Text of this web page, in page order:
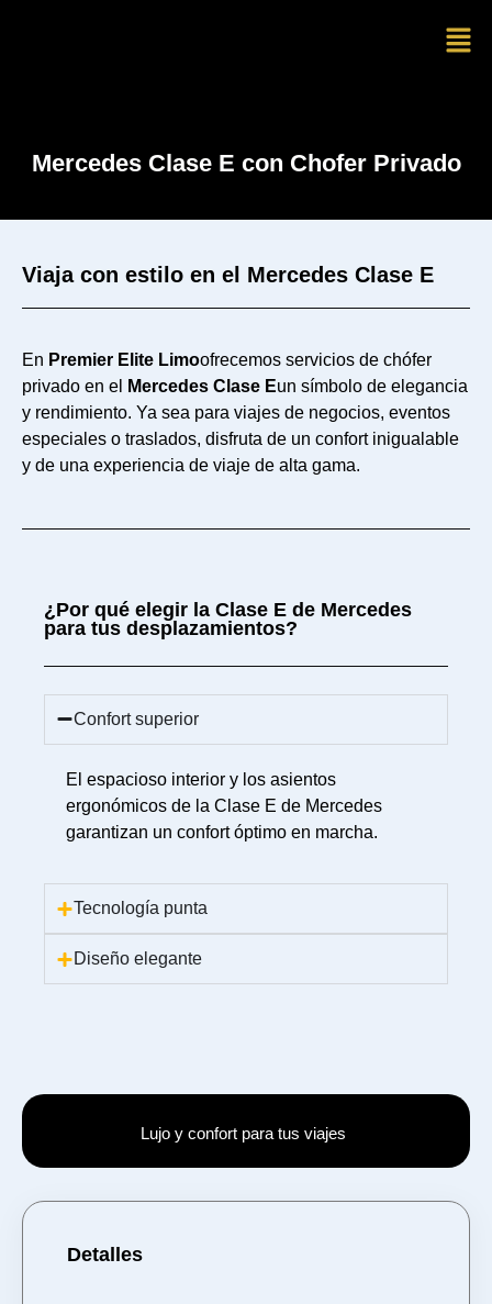
Mercedes Clase E con Chofer Privado
Viaja con estilo en el Mercedes Clase E
En Premier Elite Limoofrecemos servicios de chófer
privado en el
Mercedes Clase Eun símbolo de elegancia
y rendimiento. Ya sea para viajes de negocios, eventos
especiales o traslados, disfruta de un confort inigualable
y de una experiencia de viaje de alta gama.
¿Por qué elegir la Clase E de Mercedes
para tus desplazamientos?
Confort superior
El espacioso interior y los asientos
ergonómicos de la Clase E de Mercedes
garantizan un confort óptimo en marcha.
Tecnología punta
Diseño elegante
Lujo y confort para tus viajes
Detalles